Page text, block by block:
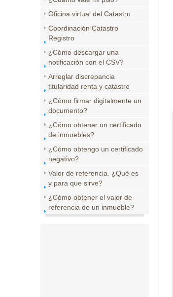
Oficina virtual del Catastro
Coordinación Catastro
Registro
¿Cómo descargar una
notificación con el CSV?
Arreglar discrepancia
titularidad renta y catastro
¿Cómo firmar digitalmente un
documento?
¿Cómo obtener un certificado
de inmuebles?
¿Cómo obtengo un certificado
negativo?
Valor de referencia. ¿Qué es
y para que sirve?
¿Cómo obtener el valor de
referencia de un inmueble?